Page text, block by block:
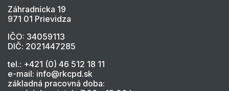
Záhradnícka 19
971 01 Prievidza
IČO: 34059113
DIČ: 2021447285
tel.: +421 (0) 46 512 18 11
e-mail: info@rkcpd.sk
základná pracovná doba: